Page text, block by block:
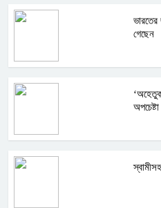
ভারতের
গেছেন